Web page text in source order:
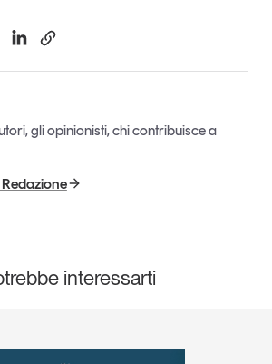
gli opinionisti, chi contribuisce a
interessarti